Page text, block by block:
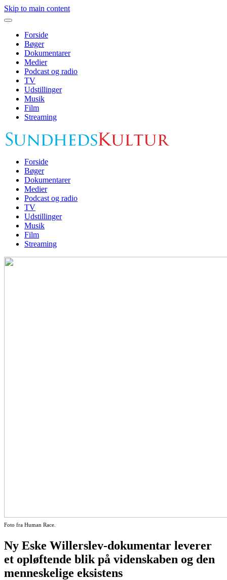
Skip to main content
Forside
Bøger
Dokumentarer
Medier
Podcast og radio
TV
Udstillinger
Musik
Film
Streaming
Forside
Bøger
Dokumentarer
Medier
Podcast og radio
TV
Udstillinger
Musik
Film
Streaming
Foto fra Human Race.
Ny Eske Willerslev-dokumentar leverer
et opløftende blik på videnskaben og den
menneskelige eksistens